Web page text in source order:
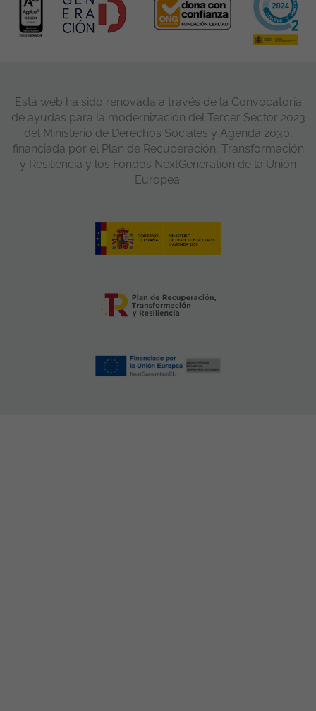
Esta web ha sido renovada a través de la Convocatoria
de ayudas para la modernización del Tercer Sector 2023
del Ministerio de Derechos Sociales y Agenda 2030,
financiada por el Plan de Recuperación, Transformación
y Resiliencia y los Fondos NextGeneration de la Unión
Europea.